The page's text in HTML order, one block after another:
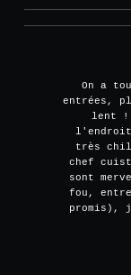
On a
entrées,
lent !
l'endroit
très
chef
sont
fou,
promis),